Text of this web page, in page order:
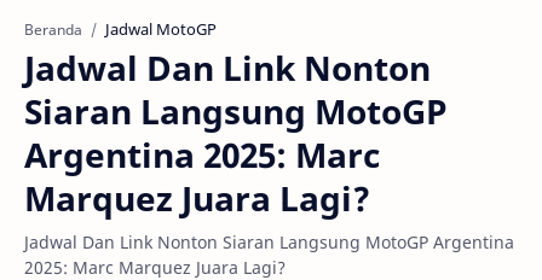
Beranda Jadwal MotoGP
Jadwal Dan Link Nonton
Siaran Langsung MotoGP
Argentina 2025: Marc
Marquez Juara Lagi?
Jadwal Dan Link Nonton Siaran Langsung MotoGP Argentina
2025: Marc Marquez Juara Lagi?